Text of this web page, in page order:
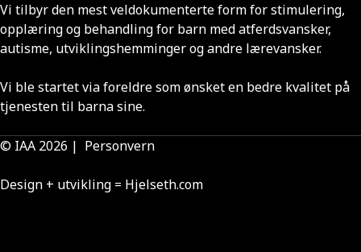
Vi tilbyr den mest veldokumenterte form for stimulering,
opplæring og behandling for barn med atferdsvansker,
autisme, utviklingshemminger og andre lærevansker.
Vi ble startet via foreldre som ønsket en bedre kvalitet på
tjenesten til barna sine.
© IAA 2026 | Personvern
Design + utvikling = Hjelseth.com